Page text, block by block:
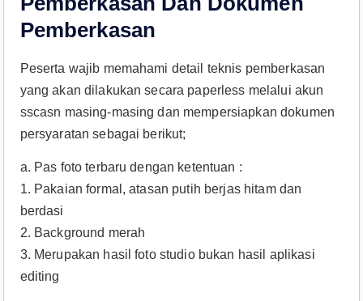
Pemberkasan
Peserta wajib memahami detail teknis pemberkasan
yang akan dilakukan secara paperless melalui akun
sscasn masing-masing dan mempersiapkan dokumen
persyaratan sebagai berikut;
a. Pas foto terbaru dengan ketentuan :
1. Pakaian formal, atasan putih berjas hitam dan
berdasi
2. Background merah
3. Merupakan hasil foto studio bukan hasil aplikasi
editing